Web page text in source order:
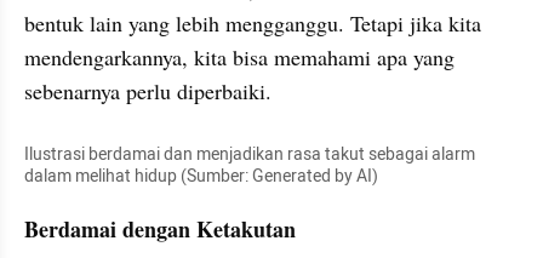
bentuk lain yang lebih mengganggu. Tetapi jika kita
mendengarkannya, kita bisa memahami apa yang
sebenarnya perlu diperbaiki.
Ilustrasi berdamai dan menjadikan rasa takut sebagai alarm
dalam melihat hidup (Sumber: Generated by AI)
Berdamai dengan Ketakutan